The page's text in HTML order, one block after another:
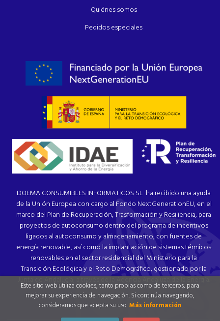
Quiénes somos
Pedidos especiales
DOEMA CONSUMIBLES INFORMATICOS SL ha recibido una ayuda
de la Unión Europea con cargo al Fondo NextGenerationEU, en el
marco del Plan de Recuperación, Trasformación y Resiliencia, para
proyectos de autoconsumo dentro del programa de incentivos
ligados al autoconsumo y almacenamiento, con fuentes de
energía renovable, así como la implantación de sistemas térmicos
renovables en el sector residencial del Ministerio para la
Transición Ecológica y el Reto Demográfico, gestionado por la
Junta de Andalucía, a través de la Agencia Andaluza de la Energía.
Este sitio web utiliza cookies, tanto propias como de terceros, para
mejorar su experiencia de navegación. Si continúa navegando,
consideramos que acepta su uso.Más información